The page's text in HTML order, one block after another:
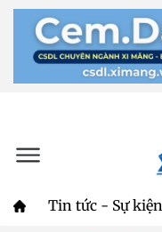
Tin tức - Sự kiện